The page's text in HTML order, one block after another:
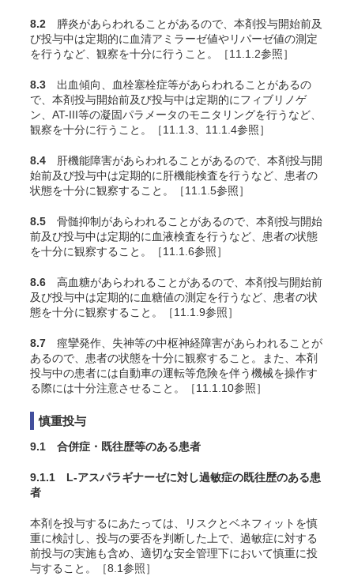
8.2 膵炎があらわれることがあるので、本剤投与開始前及
び投与中は定期的に血清アミラーゼ値やリパーゼ値の測定
を行うなど、観察を十分に行うこと。［11.1.2参照］
8.3 出血傾向、血栓塞栓症等があらわれることがあるの
で、本剤投与開始前及び投与中は定期的にフィブリノゲ
ン、AT-III等の凝固パラメータのモニタリングを行うなど、
観察を十分に行うこと。［11.1.3、11.1.4参照］
8.4 肝機能障害があらわれることがあるので、本剤投与開
始前及び投与中は定期的に肝機能検査を行うなど、患者の
状態を十分に観察すること。［11.1.5参照］
8.5 骨髄抑制があらわれることがあるので、本剤投与開始
前及び投与中は定期的に血液検査を行うなど、患者の状態
を十分に観察すること。［11.1.6参照］
8.6 高血糖があらわれることがあるので、本剤投与開始前
及び投与中は定期的に血糖値の測定を行うなど、患者の状
態を十分に観察すること。［11.1.9参照］
8.7 痙攣発作、失神等の中枢神経障害があらわれることが
あるので、患者の状態を十分に観察すること。また、本剤
投与中の患者には自動車の運転等危険を伴う機械を操作す
る際には十分注意させること。［11.1.10参照］
慎重投与
9.1 合併症・既往歴等のある患者
9.1.1 L-アスパラギナーゼに対し過敏症の既往歴のある患
者
本剤を投与するにあたっては、リスクとベネフィットを慎
重に検討し、投与の要否を判断した上で、過敏症に対する
前投与の実施も含め、適切な安全管理下において慎重に投
与すること。［8.1参照］